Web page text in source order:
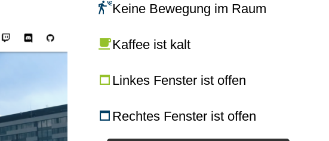
Keine Bewegung im Raum
Kaffee ist kalt
Linkes Fenster ist offen
Rechtes Fenster ist offen